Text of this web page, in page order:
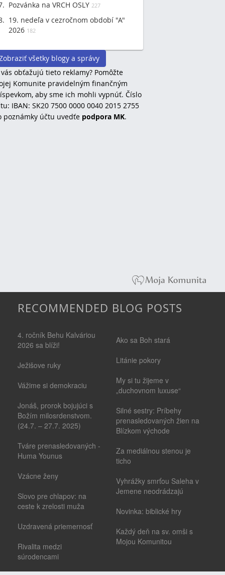
Pozvánka na VRCH OSLY 227
19. nedeľa v cezročnom období "A"
2026 182
všetky blogy a správy
obťažujú tieto reklamy? Pomôžte
Komunite pravidelným finančným
aby sme ich mohli vypnúť. Číslo
IBAN: SK20 7500 0000 0040 2015 2755
poznámky účtu uvedťe podpora MK.
RECOMMENDED BLOG POSTS
4. ročník Behu Kalváriou
2026 sa blíži!
Ježišove ruky
Vážime si demokraciu
Jonáš, prorok bojujúci s
Božím milosrdenstvom.
(24.7. – 27.7. 2025)
Tváre prenasledovaných -
Huma Younus
Vzácne ženy
Slovo pre chlapov: na
ceste k zrelosti muža
Uzdravená priemernosť
Rivalita medzi
súrodencami
Ako sa Boh stará
Litánie pokory
My si tu žijeme v
„duchovnom luxuse“
Silné sestry: Príbehy
prenasledovaných žien na
Blízkom východe
Za mediálnou stenou je
ticho
Vyhrážky smrťou Saleha v
Jemene neodrádzajú
Novinka: biblické hry
Každý deň na sv. omši s
Mojou Komunitou